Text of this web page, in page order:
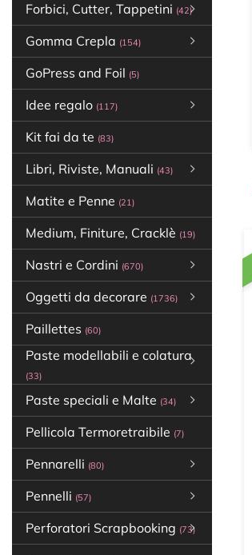
Forbici, Cutter, Tappetini (42)
Gomma Crepla (154)
GoPress and Foil (5)
Idee regalo (117)
Kit fai da te (83)
Libri, Riviste, Manuali (43)
Matite e Penne (21)
Medium, Finiture, Cracklè (19)
Nastri e Cordini (670)
Oggetti da decorare (1736)
Paillettes (60)
Paste modellabili e colatura
(33)
Paste speciali e Malte (34)
Pellicola Termoretraibile (7)
Pennarelli (80)
Pennelli (57)
Perforatori Scrapbooking (73)